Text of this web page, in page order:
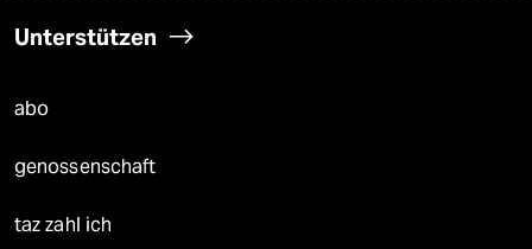
Unterstützen
abo
genossenschaft
taz zahl ich